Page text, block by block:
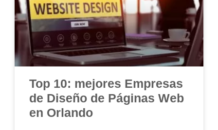
Top 10: mejores Empresas
de Diseño de Páginas Web
en Orlando